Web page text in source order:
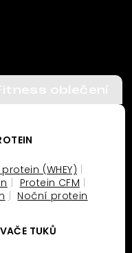
oblečení
(WHEY)
Protein CFM
Noční protein
TUKŮ